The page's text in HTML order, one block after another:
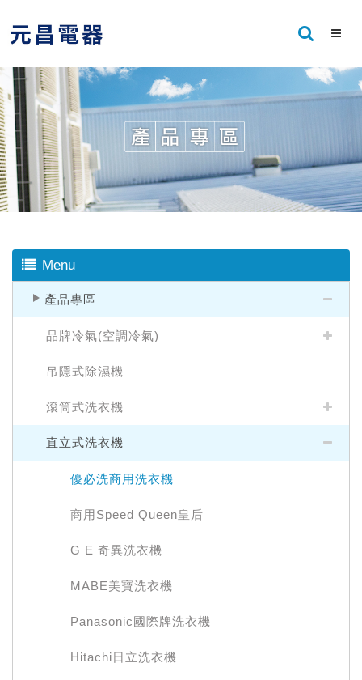
Menu
產品專區
品牌冷氣(空調冷氣)
吊隱式除濕機
滾筒式洗衣機
直立式洗衣機
優必洗商用洗衣機
商用Speed Queen皇后
G E 奇異洗衣機
MABE美寶洗衣機
Panasonic國際牌洗衣機
Hitachi日立洗衣機